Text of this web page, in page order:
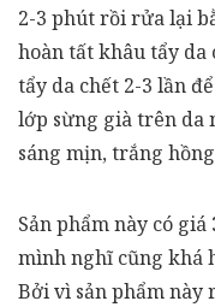
2-3 phút rồi rửa lại
hoàn tất khâu tẩy da
tẩy da chết 2-3 lần
lớp sừng già trên da
sáng mịn, trắng
Sản phẩm này có
mình nghĩ cũng khá
Bởi vì sản phẩm